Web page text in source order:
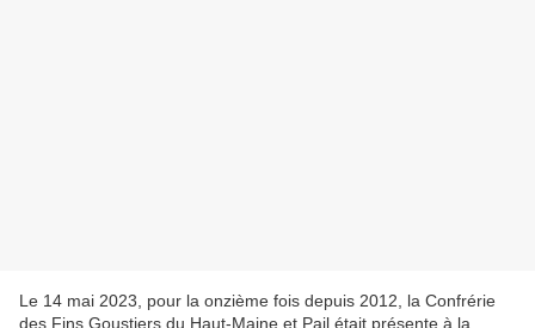
Le 14 mai 2023, pour la onzième fois depuis 2012, la Confrérie
des Fins Goustiers du Haut-Maine et Pail était présente à la